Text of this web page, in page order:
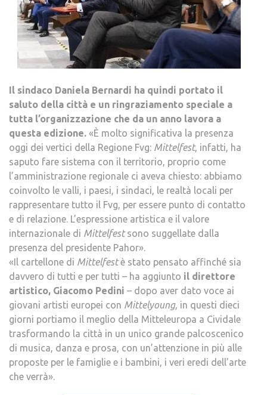
Il sindaco Daniela Bernardi ha quindi portato il
saluto della città e un ringraziamento speciale a
tutta l’organizzazione che da un anno lavora a
questa edizione. «È molto significativa la presenza
oggi dei vertici della Regione Fvg: Mittelfest, infatti, ha
saputo fare sistema con il territorio, proprio come
l’amministrazione regionale ci aveva chiesto: abbiamo
coinvolto le valli, i paesi, i sindaci, le realtà locali per
rappresentare tutto il Fvg, per essere punto di contatto
e di relazione. L’espressione artistica e il valore
internazionale di Mittelfestsono suggellate dalla
presenza del presidente Pahor».
«Il cartellone di Mittelfestè stato pensato affinché sia
davvero di tutti e per tutti – ha aggiunto il direttore
artistico, Giacomo Pedini – dopo aver dato voce ai
giovani artisti europei con Mittelyoung, in questi dieci
giorni portiamo il meglio della Mitteleuropa a Cividale
trasformando la città in un unico grande palcoscenico
di musica, danza e prosa, con un’attenzione in più alle
proposte per le famiglie e i bambini, i veri eredi dell’arte
che verrà».